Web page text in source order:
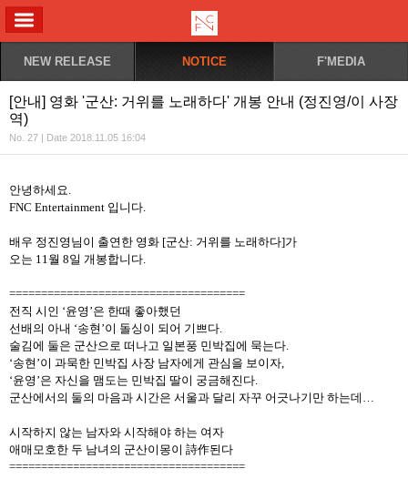
NEW RELEASE NOTICE F'MEDIA
[안내] 영화 '군산: 거위를 노래하다' 개봉 안내 (정진영/이 사장
역)
No. 27 | Date 2018.11.05 16:04
안녕하세요.
FNC Entertainment 입니다.
배우 정진영님이 출연한 영화 [군산: 거위를 노래하다]가
오는 11월 8일 개봉합니다.
=====================================
전직 시인 ‘윤영 ’은 한때 좋아했던
선배의 아내 ‘송현 ’이 돌싱이 되어 기쁘다.
술김에 둘은 군산으로 떠나고 일본풍 민박집에 묵는다.
‘송현 ’이 과묵한 민박집 사장 남자에게 관심을 보이자,
‘윤영 ’은 자신을 맴도는 민박집 딸이 궁금해진다.
군산에서의 둘의 마음과 시간은 서울과 달리 자꾸 어긋나기만 하는데 …
시작하지 않는 남자와 시작해야 하는 여자
애매모호한 두 남녀의 군산이몽이 詩作된다
=====================================